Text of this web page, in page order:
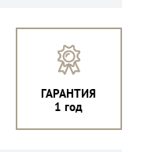
ГАРАНТИЯ
1 год